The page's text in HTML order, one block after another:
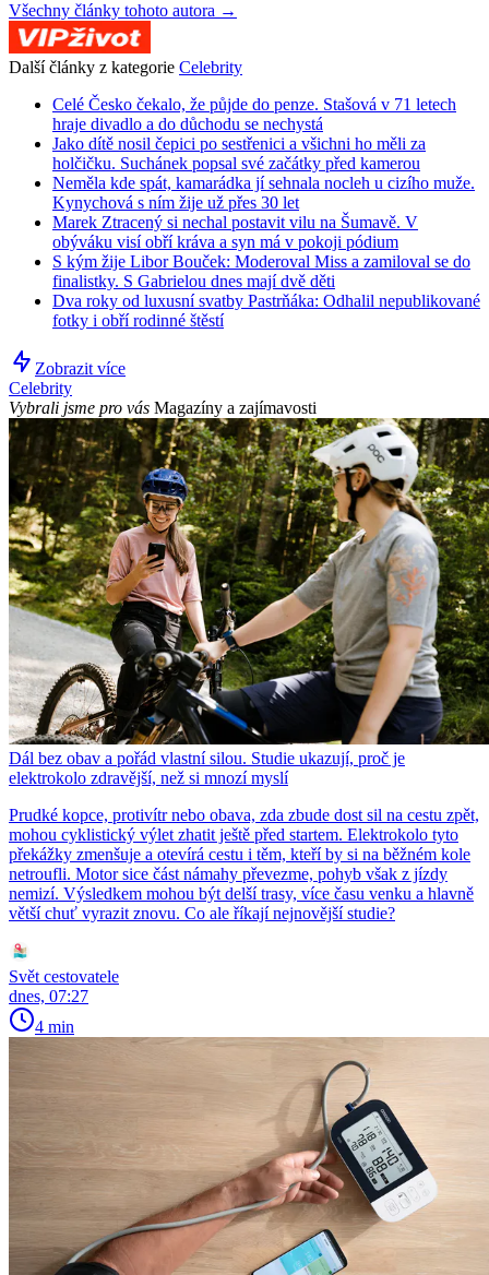
Všechny články tohoto autora →
Další články z kategorie Celebrity
Celé Česko čekalo, že půjde do penze. Stašová v 71 letech
hraje divadlo a do důchodu se nechystá
Jako dítě nosil čepici po sestřenici a všichni ho měli za
holčičku. Suchánek popsal své začátky před kamerou
Neměla kde spát, kamarádka jí sehnala nocleh u cizího muže.
Kynychová s ním žije už přes 30 let
Marek Ztracený si nechal postavit vilu na Šumavě. V
obýváku visí obří kráva a syn má v pokoji pódium
S kým žije Libor Bouček: Moderoval Miss a zamiloval se do
finalistky. S Gabrielou dnes mají dvě děti
Dva roky od luxusní svatby Pastrňáka: Odhalil nepublikované
fotky i obří rodinné štěstí
Zobrazit více
Celebrity
Vybrali jsme pro vás Magazíny a zajímavosti
Dál bez obav a pořád vlastní silou. Studie ukazují, proč je
elektrokolo zdravější, než si mnozí myslí
Prudké kopce, protivítr nebo obava, zda zbude dost sil na cestu zpět,
mohou cyklistický výlet zhatit ještě před startem. Elektrokolo tyto
překážky zmenšuje a otevírá cestu i těm, kteří by si na běžném kole
netroufli. Motor sice část námahy převezme, pohyb však z jízdy
nemizí. Výsledkem mohou být delší trasy, více času venku a hlavně
větší chuť vyrazit znovu. Co ale říkají nejnovější studie?
Svět cestovatele
dnes, 07:27
4 min